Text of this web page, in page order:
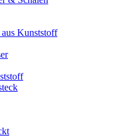
Kunststoff